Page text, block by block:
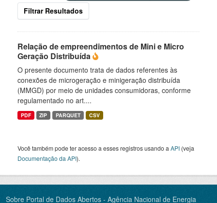
Filtrar Resultados
Relação de empreendimentos de Mini e Micro
Geração Distribuída
O presente documento trata de dados referentes às
conexões de microgeração e minigeração distribuída
(MMGD) por meio de unidades consumidoras, conforme
regulamentado no art....
PDF ZIP PARQUET CSV
Você também pode ter acesso a esses registros usando a API (veja
Documentação da API).
Sobre Portal de Dados Abertos - Agência Nacional de Energia